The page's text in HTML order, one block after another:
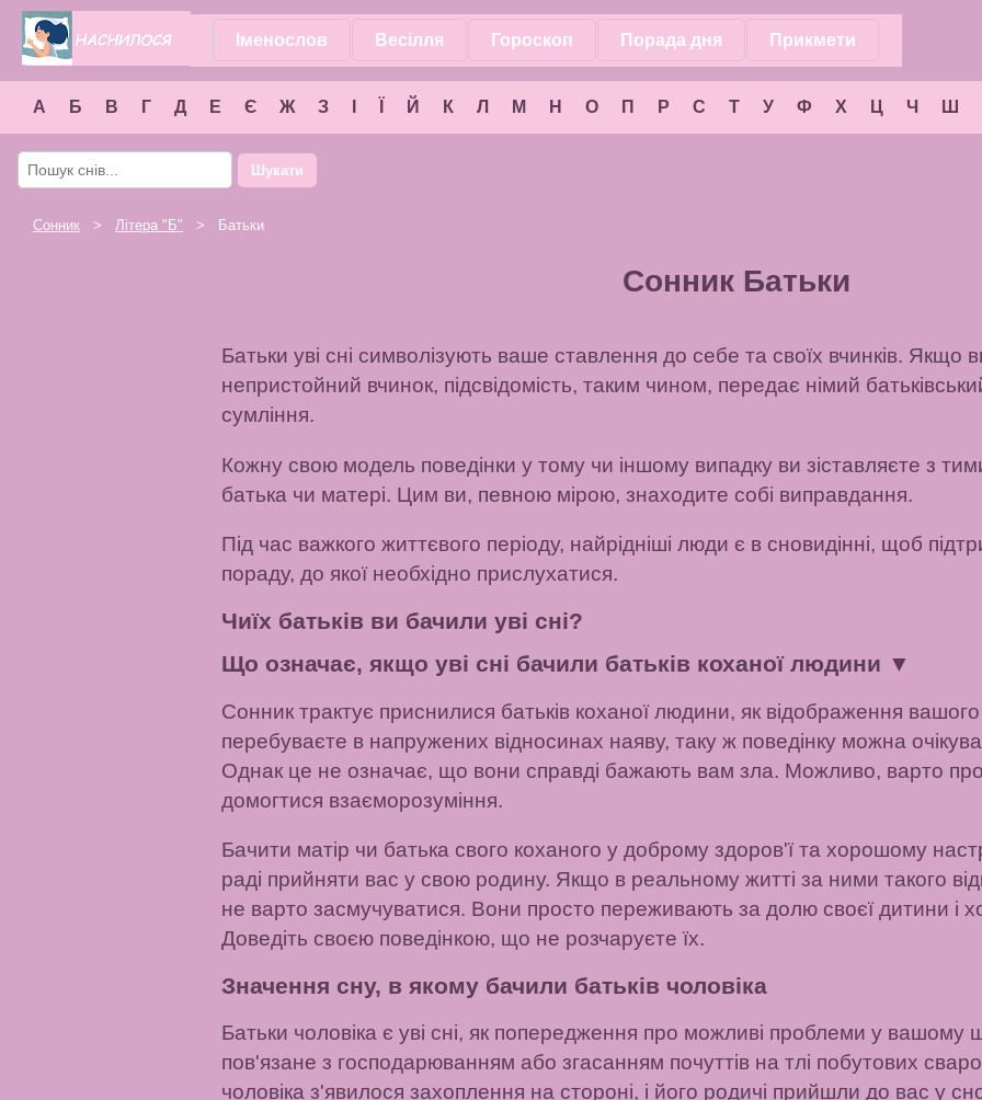
Іменослов Весілля Гороскоп Порада дня Прикмети
А Б В Г Д Е Є Ж З Й К Л М Н О П Р С Т У Ф Х Ц Ч Ш
Шукати
Сонник > Літера " Б" > Батьки
Сонник Батьки
Батьки уві сні символізують ваше ставлення до себе та своїх вчинків. Якщо
непристойний вчинок, підсвідомість, таким чином, передає німий
сумління.
Кожну свою модель поведінки у тому чи іншому випадку ви зіставляєте з
батька чи матері. Цим ви, певною мірою, знаходите собі виправдання.
Під час важкого життєвого періоду, найрідніші люди є в сновидінні, щоб
пораду, до якої необхідно прислухатися.
Чиїх батьків ви бачили уві сні?
Що означає, якщо уві сні бачили батьків коханої людини ▼
Сонник трактує приснилися батьків коханої людини, як відображення
перебуваєте в напружених відносинах наяву, таку ж поведінку можна
Однак це не означає, що вони справді бажають вам зла. Можливо, варто
домогтися взаєморозуміння.
Бачити матір чи батька свого коханого у доброму здоров'ї та хорошому
раді прийняти вас у свою родину. Якщо в реальному житті за ними такого
не варто засмучуватися. Вони просто переживають за долю своєї дитини і
Доведіть своєю поведінкою, що не розчаруєте їх.
Значення сну, в якому бачили батьків чоловіка
Батьки чоловіка є уві сні, як попередження про можливі проблеми у
пов'язане з господарюванням або згасанням почуттів на тлі побутових
чоловіка з'явилося захоплення на стороні, і його родичі прийшли до вас у